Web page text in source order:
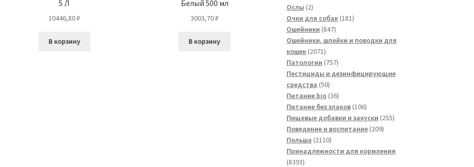
5 Л
10446,80₽
В корзину
Белый 500 мл
3003,70₽
В корзину
Ослы 22
товара
Очки для собак 181181
Ошейники 847847
товаров
Ошейники, шлейки и поводки для
кошек 20712071
товар
Патологии 757757
товаров
Пестициды и дезинфицирующие
средства 5050
товаров
Питание bio 3636
товаров
Питание без злаков 106106
товаров
Пищевые добавки и закуски 255255
Поведение и воспитание 209209
Польша 21102110
товаров
Принадлежности для кормления
83938393